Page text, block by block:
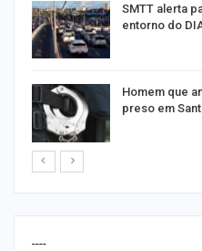
SMTT alerta
entorno do
Homem que
preso em
----